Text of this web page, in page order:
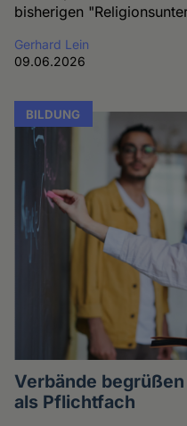
bisherigen
Gerhard Lein
09.06.2026
BILDUNG
Verbände
als Pflichtfach